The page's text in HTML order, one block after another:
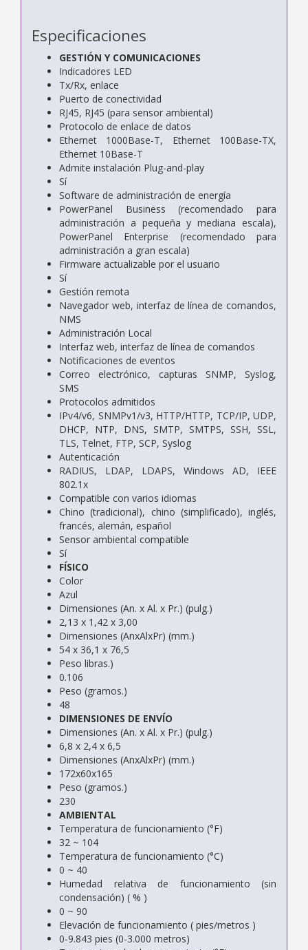
Especificaciones
GESTIÓN Y COMUNICACIONES
Indicadores LED
Tx/Rx, enlace
Puerto de conectividad
RJ45, RJ45 (para sensor ambiental)
Protocolo de enlace de datos
Ethernet 1000Base-T, Ethernet 100Base-TX,
Ethernet 10Base-T
Admite instalación Plug-and-play
Sí
Software de administración de energía
PowerPanel Business (recomendado para
administración a pequeña y mediana escala),
PowerPanel Enterprise (recomendado para
administración a gran escala)
Firmware actualizable por el usuario
Sí
Gestión remota
Navegador web, interfaz de línea de comandos,
NMS
Administración Local
Interfaz web, interfaz de línea de comandos
Notificaciones de eventos
Correo electrónico, capturas SNMP, Syslog,
SMS
Protocolos admitidos
IPv4/v6, SNMPv1/v3, HTTP/HTTP, TCP/IP, UDP,
DHCP, NTP, DNS, SMTP, SMTPS, SSH, SSL,
TLS, Telnet, FTP, SCP, Syslog
Autenticación
RADIUS, LDAP, LDAPS, Windows AD, IEEE
802.1x
Compatible con varios idiomas
Chino (tradicional), chino (simplificado), inglés,
francés, alemán, español
Sensor ambiental compatible
Sí
FÍSICO
Color
Azul
Dimensiones (An. x Al. x Pr.) (pulg.)
2,13 x 1,42 x 3,00
Dimensiones (AnxAlxPr) (mm.)
54 x 36,1 x 76,5
Peso libras.)
0.106
Peso (gramos.)
48
DIMENSIONES DE ENVÍO
Dimensiones (An. x Al. x Pr.) (pulg.)
6,8 x 2,4 x 6,5
Dimensiones (AnxAlxPr) (mm.)
172x60x165
Peso (gramos.)
230
AMBIENTAL
Temperatura de funcionamiento (°F)
32 ~ 104
Temperatura de funcionamiento (°C)
0 ~ 40
Humedad relativa de funcionamiento (sin
condensación) ( % )
0 ~ 90
Elevación de funcionamiento ( pies/metros )
0-9.843 pies (0-3.000 metros)